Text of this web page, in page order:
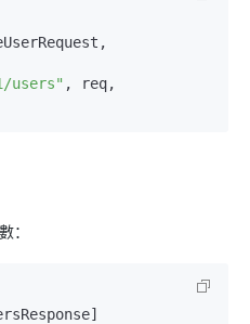
users" , req,
：